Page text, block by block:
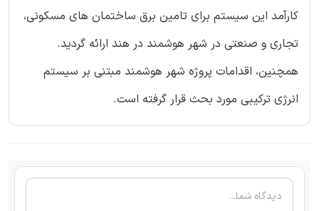
کارآمد این سیستم برای تامین برق ساختمان های مسکونی،
تجاری و صنعتی در شهر هوشمند در هند ارائه گردید.
همچنین، اقدامات پروژه شهر هوشمند مبتنی بر سیستم
انرژی ترکیبی مورد بحث قرار گرفته است.